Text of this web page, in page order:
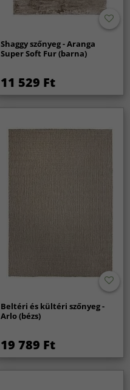
Shaggy szőnyeg - Aranga
Super Soft Fur (barna)
11 529 Ft
Beltéri és kültéri szőnyeg -
Arlo (bézs)
19 789 Ft